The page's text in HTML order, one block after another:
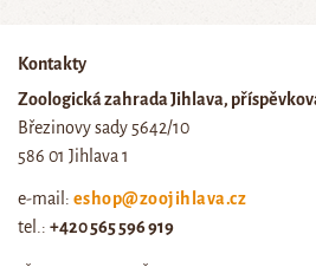
Kontakty
Zoologická zahrada Jihlava,
Březinovy sady 5642/10
586 01 Jihlava 1
e-mail: eshop@zoojihlava.cz
tel.: +420 565 596 919